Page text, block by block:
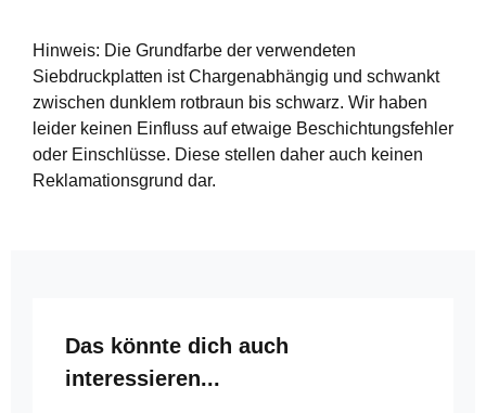
Hinweis: Die Grundfarbe der verwendeten
Siebdruckplatten ist Chargenabhängig und schwankt
zwischen dunklem rotbraun bis schwarz. Wir haben
leider keinen Einfluss auf etwaige Beschichtungsfehler
oder Einschlüsse. Diese stellen daher auch keinen
Reklamationsgrund dar.
Produktgalerie überspringen
Das könnte dich auch
interessieren...